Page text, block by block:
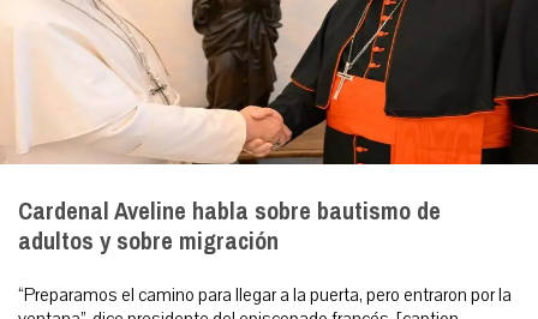
Cardenal Aveline habla sobre bautismo de
adultos y sobre migración
“Preparamos el camino para llegar a la puerta, pero entraron por la